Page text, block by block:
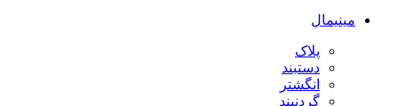
مینیمال
پلاک
دستبند
انگشتر
گردنبند